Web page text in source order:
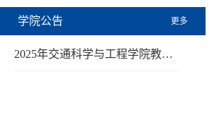
学院公告 更多
2025年交通科学与工程学院教…